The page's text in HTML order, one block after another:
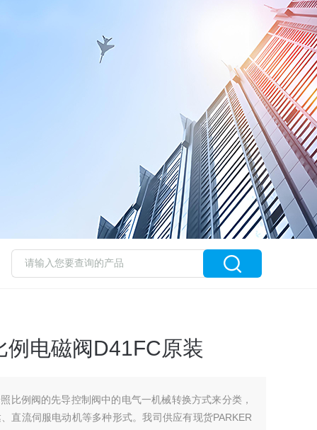
电磁阀D41FC原装
比例阀的先导控制阀中的电气一机械转换方式来分类，
直流伺服电动机等多种形式。我司供应有现货PARKER